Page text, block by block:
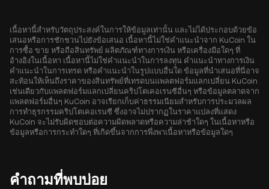
เนื้อหานี้สำหรับวัตถุประสงค์ในการให้ข้อมูลเท่านั้น และไม่ได้ประกอบด้วยข้อ
เสนอหรือการชักชวนไปยังข้อเสนอ เนื้อหานี้ไม่ใช่คำแนะนำจาก KuCoin ใน
การซื้อ ขาย หรือถือสินทรัพย์ ผลิตภัณฑ์ทางการเงิน หรือเครื่องมือใดๆ ที่
อ้างอิงในเนื้อหา เนื้อหานี้ไม่ใช่คำแนะนำในการลงทุน คำแนะนำทางการเงิน
คำแนะนำในการเทรด หรือคำแนะนำในรูปแบบอื่นใด ข้อมูลที่นำเสนอที่นี่อาจ
สะท้อนให้เห็นถึงราคาของสินทรัพย์ที่เทรดบนแพลตฟอร์มแลกเปลี่ยน KuCoin
เช่นเดียวกับแพลตฟอร์มแลกเปลี่ยนคริปโตเคอเรนซีอื่นๆ หรือข้อมูลตลาดจาก
แพลตฟอร์มอื่นๆ KuCoin อาจเรียกเก็บค่าธรรมเนียมสำหรับการประมวลผล
การทำธุรกรรมคริปโตเคอเรนซี ซึ่งอาจไม่ปรากฏในราคาแปลงที่แสดง
KuCoin จะไม่รับผิดชอบต่อความผิดพลาดหรือความล่าช้าใดๆ ในเนื้อหาหรือ
ข้อมูลหรือการกระทำใดๆ ที่เกิดขึ้นจากการพึ่งพาเนื้อหาหรือข้อมูลใดๆ
คำถามที่พบบ่อย